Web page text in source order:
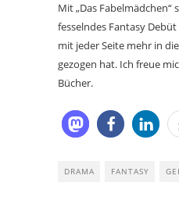
Mit „Das
fesselndes Fantasy
mit jeder Seite mehr in
gezogen hat. Ich freue
Bücher.
DRAMA FANTASY